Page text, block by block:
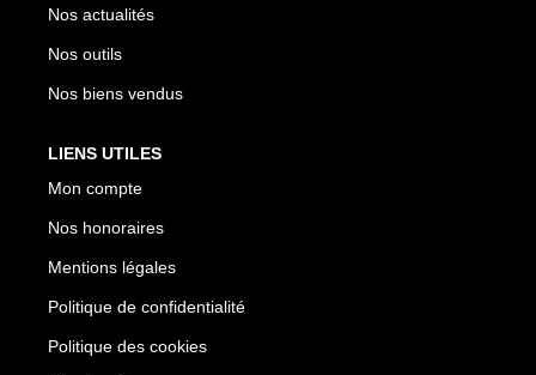
Nos actualités
Nos outils
Nos biens vendus
LIENS UTILES
Mon compte
Nos honoraires
Mentions légales
Politique de confidentialité
Politique des cookies